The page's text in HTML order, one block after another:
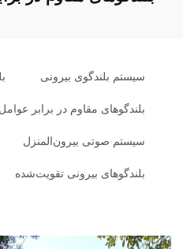
سیستم بلندگوی بیرونی
بلندگوهای مقاوم در برابر
سیستم صوتی بیرون‌المنزل
بلندگوهای بیرونی تقویت‌شده